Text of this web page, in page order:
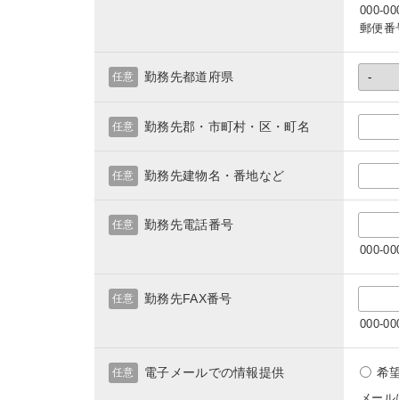
000-
郵便番
勤務先都道府県
任意
勤務先郡・市町村・区・町名
任意
勤務先建物名・番地など
任意
勤務先電話番号
任意
000-
勤務先FAX番号
任意
000-
電子メールでの情報提供
任意 希